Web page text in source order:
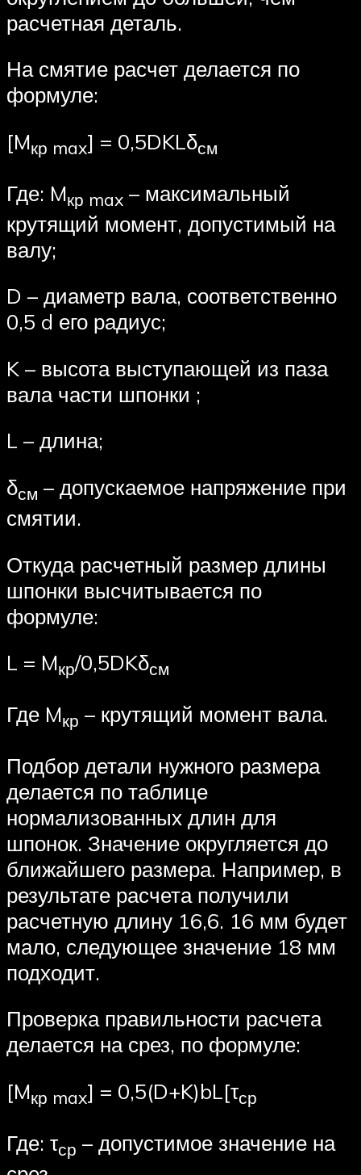
расчетная деталь.
На смятие расчет делается по
формуле:
[Mкр max] = 0,5DKLδсм
Где: Mкр max – максимальный
крутящий момент, допустимый на
валу;
D – диаметр вала, соответственно
0,5 d его радиус;
K – высота выступающей из паза
вала части шпонки ;
L – длина;
δсм – допускаемое напряжение при
смятии.
Откуда расчетный размер длины
шпонки высчитывается по
формуле:
L = Mкр/0,5DKδсм
Где Mкр – крутящий момент вала.
Подбор детали нужного размера
делается по таблице
нормализованных длин для
шпонок. Значение округляется до
ближайшего размера. Например, в
результате расчета получили
расчетную длину 16,6. 16 мм будет
мало, следующее значение 18 мм
подходит.
Проверка правильности расчета
делается на срез, по формуле:
[Mкр max] = 0,5(D+K)bL[τср
Где: τср – допустимое значение на